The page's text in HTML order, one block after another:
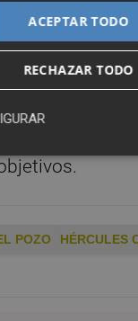
firmadas...
empezarán a
elHércules
de
POZO HÉRCULES
ACEPTAR TODO
RECHAZAR TODO